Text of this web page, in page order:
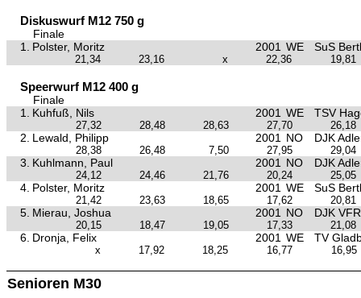
Diskuswurf M12 750 g
Finale
1.
Polster, Moritz 2001 WE SuS
21,34 23,16 x 22,36 19,81
Speerwurf M12 400 g
Finale
1.
Kuhfuß, Nils 2001 WE TSV
27,32 28,48 28,63 27,70 26,18
2. Lewald, Philipp 2001 NO DJK
28,38 26,48 7,50 27,95 29,04
3. Kuhlmann, Paul 2001 NO DJK
24,12 24,46 21,76 20,24 25,05
4. Polster, Moritz 2001 WE SuS
21,42 23,63 18,65 17,62 20,81
5. Mierau, Joshua 2001 NO DJK
20,15 18,47 19,05 17,33 21,08
6. Dronja, Felix 2001 WE TV
x 17,92 18,25 16,77 16,95
Senioren M30